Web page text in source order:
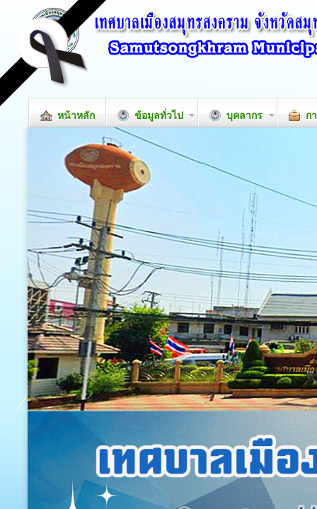
หน้าหลัก ข้อมูลทั่วไป บุคลากร ก